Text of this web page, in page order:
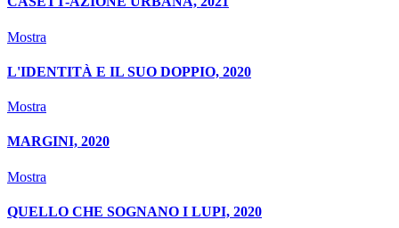
Mostra
L'IDENTITÀ E IL SUO DOPPIO, 2020
Mostra
MARGINI, 2020
Mostra
QUELLO CHE SOGNANO I LUPI, 2020